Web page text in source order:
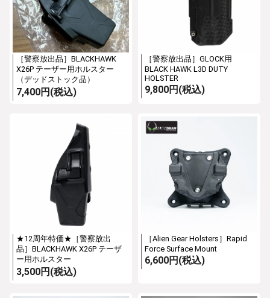
［警察放出品］BLACKHAWK
X26P テーザー用ホルスター
（デッドストック品）
7,400円(税込)
［警察放出品］GLOCK用
BLACK HAWK L3D DUTY
HOLSTER
9,800円(税込)
★12周年特価★［警察放出
品］BLACKHAWK X26P テーザ
ー用ホルスター
3,500円(税込)
［Alien Gear Holsters］Rapid
Force Surface Mount
6,600円(税込)